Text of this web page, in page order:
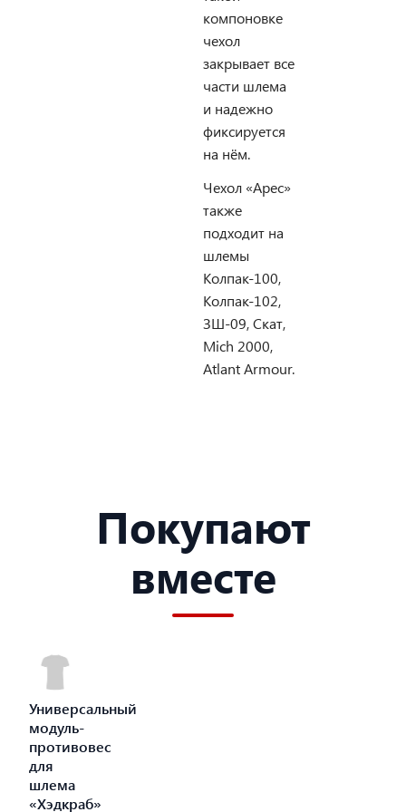
компоновке
чехол
закрывает все
части шлема
и надежно
фиксируется
на нём.
Чехол «Арес»
также
подходит на
шлемы
Колпак-100,
Колпак-102,
ЗШ-09, Скат,
Mich 2000,
Atlant Armour.
Покупают
вместе
Универсальный
модуль-
противовес
для
шлема
«Хэдкраб»